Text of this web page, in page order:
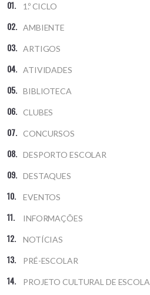
1.º CICLO
AMBIENTE
ARTIGOS
ATIVIDADES
BIBLIOTECA
CLUBES
CONCURSOS
DESPORTO ESCOLAR
DESTAQUES
EVENTOS
INFORMAÇÕES
NOTÍCIAS
PRÉ-ESCOLAR
PROJETO CULTURAL DE ESCOLA